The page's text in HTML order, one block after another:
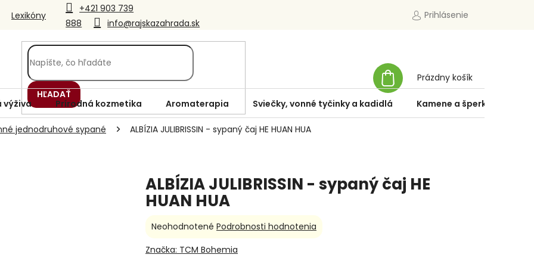
+421 903 739
888
info@rajskazahrada.sk
Lexikóny Prihlásenie
HĽADAŤ
KOŠÍK
Prázdny košík
výživa Prírodná kozmetika Aromaterapia Sviečky, vonné tyčinky a kadidlá Kamene a šperky
jednodruhové sypané ALBÍZIA JULIBRISSIN - sypaný čaj HE HUAN HUA
ALBÍZIA JULIBRISSIN - sypaný čaj HE
HUAN HUA
Priemerné
produktu
Neohodnotené Podrobnosti hodnotenia
Značka: TCM Bohemia